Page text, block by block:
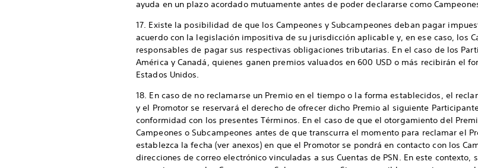
ayuda en un plazo acordado mutuamente antes de poder declararse como
17. Existe la posibilidad de que los Campeones y Subcampeones deban pagar
acuerdo con la legislación impositiva de su jurisdicción aplicable y, en ese caso, los
responsables de pagar sus respectivas obligaciones tributarias. En el caso de los
América y Canadá, quienes ganen premios valuados en 600 USD o más recibirán el
Estados Unidos.
18. En caso de no reclamarse un Premio en el tiempo o la forma establecidos, el
y el Promotor se reservará el derecho de ofrecer dicho Premio al siguiente
conformidad con los presentes Términos. En el caso de que el otorgamiento del
Campeones o Subcampeones antes de que transcurra el momento para reclamar el
establezca la fecha (ver anexos) en que el Promotor se pondrá en contacto con los
direcciones de correo electrónico vinculadas a sus Cuentas de PSN. En este contexto,